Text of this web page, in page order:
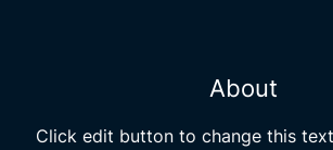
About
Click edit button to change this